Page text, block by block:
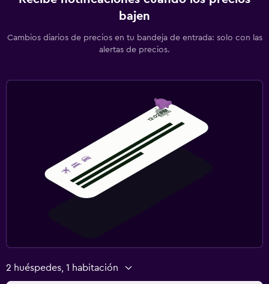
bajen
Cambios diarios de precios en tu bandeja de entrada: solo con las
alertas de precios.
2 huéspedes, 1 habitación